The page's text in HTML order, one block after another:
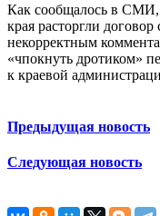
Как сообщалось в СМИ,
края расторгли
некорректным
«чпокнуть дротиком»
к краевой
Предыдущая новость
Следующая новость